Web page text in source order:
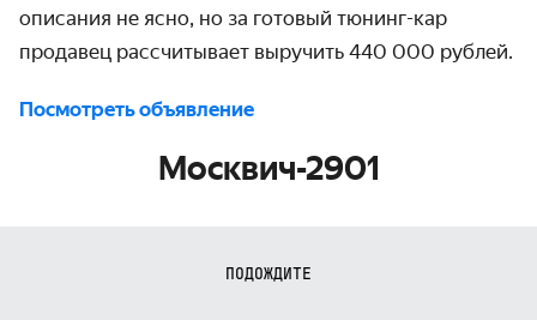
описания не ясно, но за готовый тюнинг-кар
продавец рассчитывает выручить 440 000 рублей.
Посмотреть объявление
Москвич-2901
ПОДОЖДИТЕ